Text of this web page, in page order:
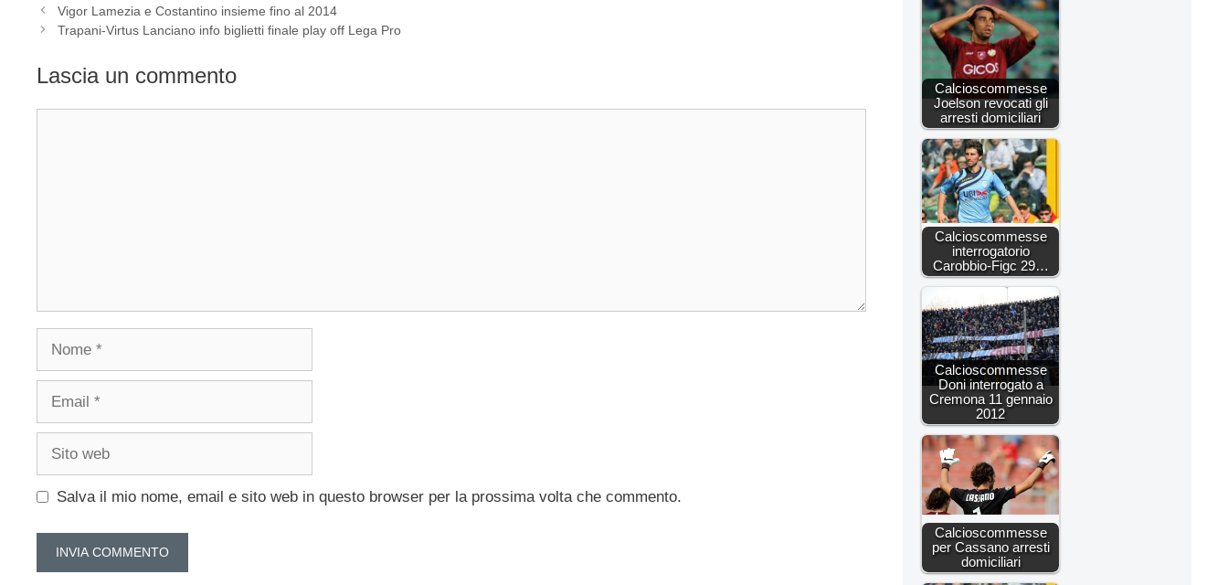
Vigor Lamezia e Costantino insieme fino al 2014
Trapani-Virtus Lanciano info biglietti finale play off Lega Pro
Lascia un commento
Nome
Email
Sito
Salva il mio nome, email e sito web in questo browser per la prossima volta che commento.
Calcioscommesse
Joelson revocati gli
arresti domiciliari
Calcioscommesse
interrogatorio
Carobbio-Figc 29…
Calcioscommesse
Doni interrogato a
Cremona 11 gennaio
2012
Calcioscommesse
per Cassano arresti
domiciliari